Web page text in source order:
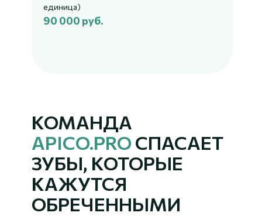
единица)
90 000 руб.
КОМАНДА
APICO.PRO СПАСАЕТ
ЗУБЫ, КОТОРЫЕ
КАЖУТСЯ
ОБРЕЧЕННЫМИ